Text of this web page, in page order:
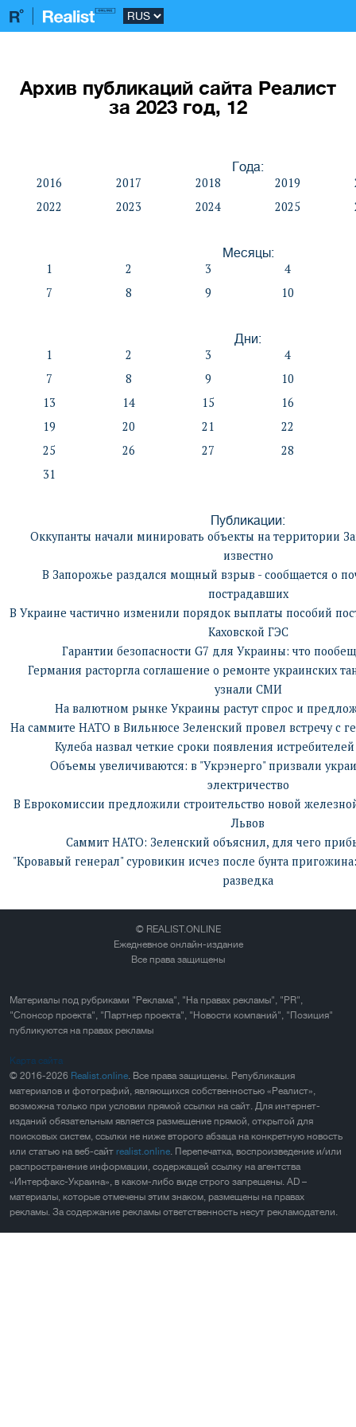
Архив публикаций сайта Реалист
за 2023 год, 12
Года:
2016 2017 2018 2019
2022
2023 2024 2025
Месяцы:
1 2 3
4
7
8 9 10
Дни:
1 2 3
4
7
8 9
10
13
14 15
16
19
20 21
22
25
26 27
28
31
Публикации:
Оккупанты начали минировать объекты на территории
известно
В Запорожье раздался мощный взрыв - сообщается о
пострадавших
В Украине частично изменили порядок выплаты пособий
Каховской ГЭС
Гарантии безопасности G7 для Украины: что
Германия расторгла соглашение о ремонте украинских
узнали СМИ
На валютном рынке Украины растут спрос и
На саммите НАТО в Вильнюсе Зеленский провел встречу с
Кулеба назвал четкие сроки появления
Объемы увеличиваются: в "Укрэнерго" призвали
электричество
В Еврокомиссии предложили строительство новой
Львов
Саммит НАТО: Зеленский объяснил, для чего
"Кровавый генерал" суровикин исчез после бунта
разведка
© REALIST.ONLINE
Ежедневное онлайн-издание
Все права защищены
Материалы под рубриками "Реклама", "На правах рекламы", "PR",
"Спонсор проекта", "Партнер проекта", "Новости компаний", "Позиция"
публикуются на правах рекламы
Карта сайта
© 2016-2026 Realist.online. Все права защищены. Републикация
материалов и фотографий, являющихся собственностью «Реалист»,
возможна только при условии прямой ссылки на сайт. Для интернет-
изданий обязательным является размещение прямой, открытой для
поисковых систем, ссылки не ниже второго абзаца на конкретную новость
или статью на веб-сайт realist.online. Перепечатка, воспроизведение и/или
распространение информации, содержащей ссылку на агентства
«Интерфакс-Украина», в каком-либо виде строго запрещены. AD –
материалы, которые отмечены этим знаком, размещены на правах
рекламы. За содержание рекламы ответственность несут рекламодатели.